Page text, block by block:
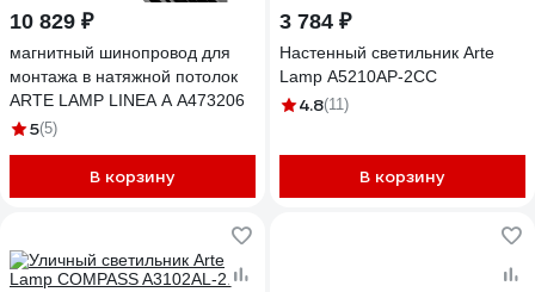
10 829 ₽
магнитный шинопровод для
монтажа в натяжной потолок
ARTE LAMP LINEA A A473206
5(5)
В корзину
3 784 ₽
Настенный светильник Arte
Lamp A5210AP-2CC
4.8(11)
В корзину